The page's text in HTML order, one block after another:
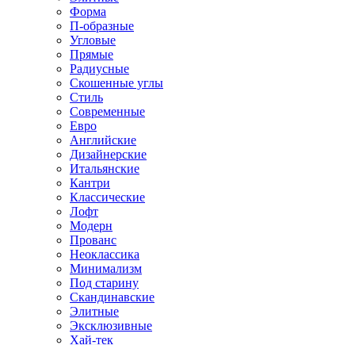
Форма
П-образные
Угловые
Прямые
Радиусные
Скошенные углы
Стиль
Современные
Евро
Английские
Дизайнерские
Итальянские
Кантри
Классические
Лофт
Модерн
Прованс
Неоклассика
Минимализм
Под старину
Скандинавские
Элитные
Эксклюзивные
Хай-тек